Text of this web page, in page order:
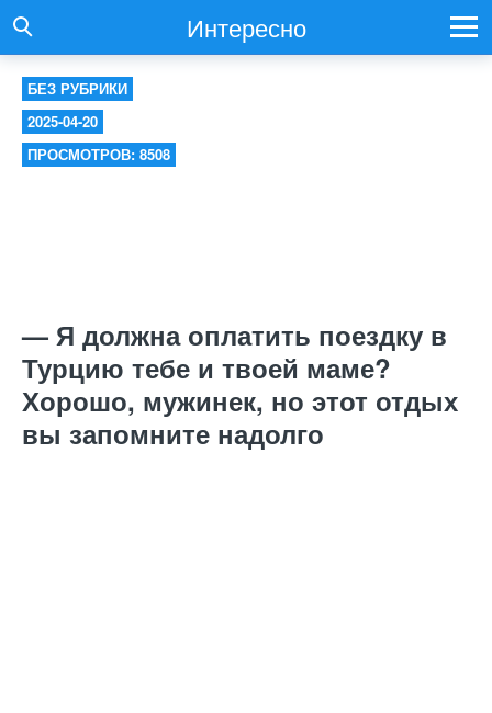
Интересно
БЕЗ РУБРИКИ
2025-04-20
ПРОСМОТРОВ: 8508
— Я должна оплатить поездку в
Турцию тебе и твоей маме?
Хорошо, мужинек, но этот отдых
вы запомните надолго